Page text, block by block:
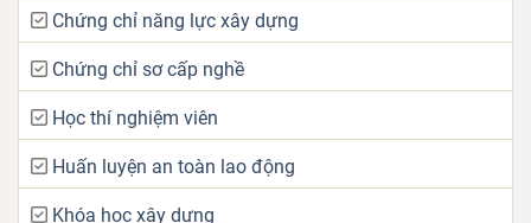
Chứng chỉ năng lực xây dựng
Chứng chỉ sơ cấp nghề
Học thí nghiệm viên
Huấn luyện an toàn lao động
Khóa học xây dựng